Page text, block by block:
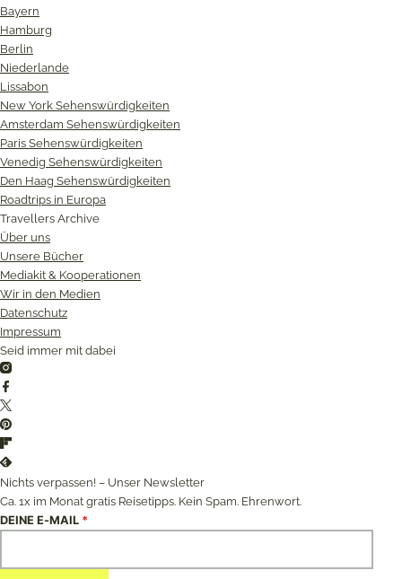
Bayern
Hamburg
Berlin
Niederlande
Lissabon
New York Sehenswürdigkeiten
Amsterdam Sehenswürdigkeiten
Paris Sehenswürdigkeiten
Venedig Sehenswürdigkeiten
Den Haag Sehenswürdigkeiten
Roadtrips in Europa
Travellers Archive
Über uns
Unsere Bücher
Mediakit & Kooperationen
Wir in den Medien
Datenschutz
Impressum
Seid immer mit dabei
Instagram
Twitter
Pinterest
Flipboard
Feedly
Nichts verpassen! – Unser Newsletter
Ca. 1x im Monat gratis Reisetipps. Kein Spam. Ehrenwort.
DEINE E-MAIL *